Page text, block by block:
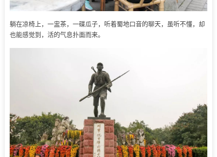
躺在凉椅上，一盅茶，一碟瓜子，听着蜀地口音的聊天，虽听不懂，却
也能感觉到，活的气息扑面而来。